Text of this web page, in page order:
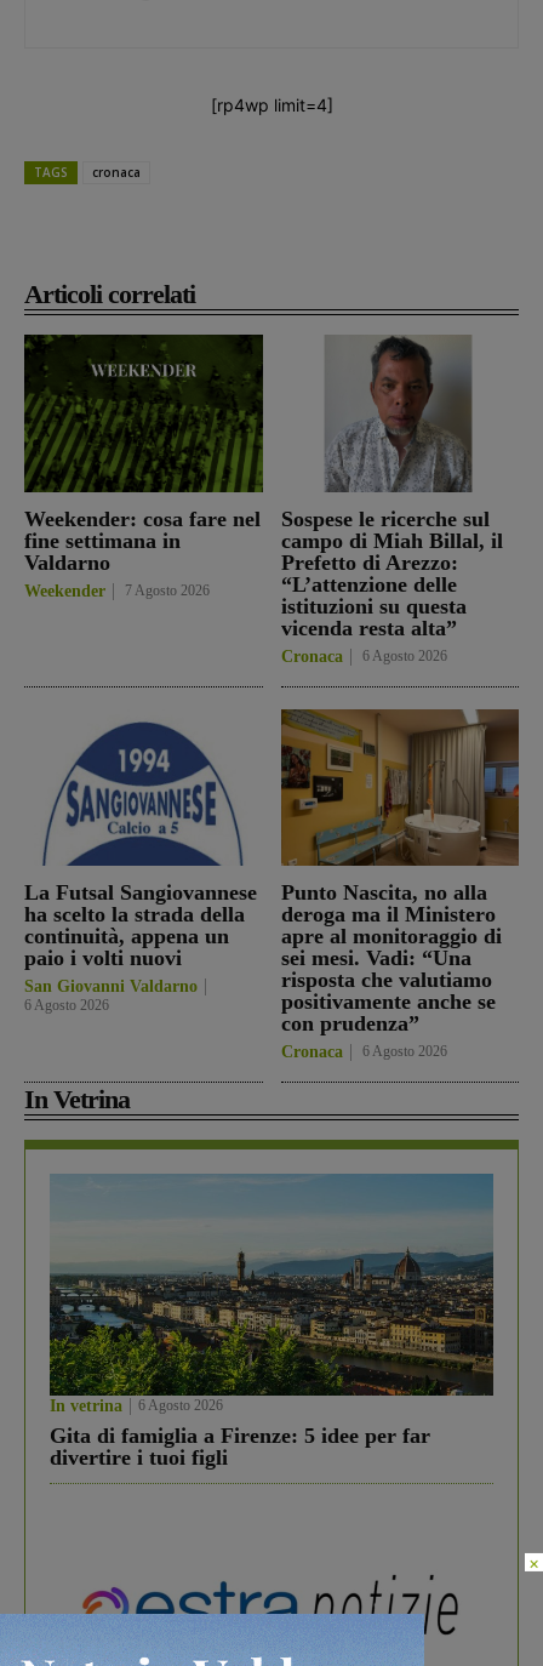
Articoli correlati
Weekender: cosa fare nel
fine settimana in
Valdarno
Weekender 7 Agosto 2026
Sospese le ricerche sul
campo di Miah Billal, il
Prefetto di Arezzo:
“L’attenzione delle
istituzioni su questa
vicenda resta alta”
Cronaca 6 Agosto 2026
La Futsal Sangiovannese
ha scelto la strada della
continuità, appena un
paio i volti nuovi
San Giovanni Valdarno
6 Agosto 2026
Punto Nascita, no alla
deroga ma il Ministero
apre al monitoraggio di
sei mesi. Vadi: “Una
risposta che valutiamo
positivamente anche se
con prudenza”
Cronaca 6 Agosto 2026
In Vetrina
In vetrina 6 Agosto 2026
Gita di famiglia a Firenze: 5 idee per far
divertire i tuoi figli
[rp4wp limit=4]
TAGS cronaca
×